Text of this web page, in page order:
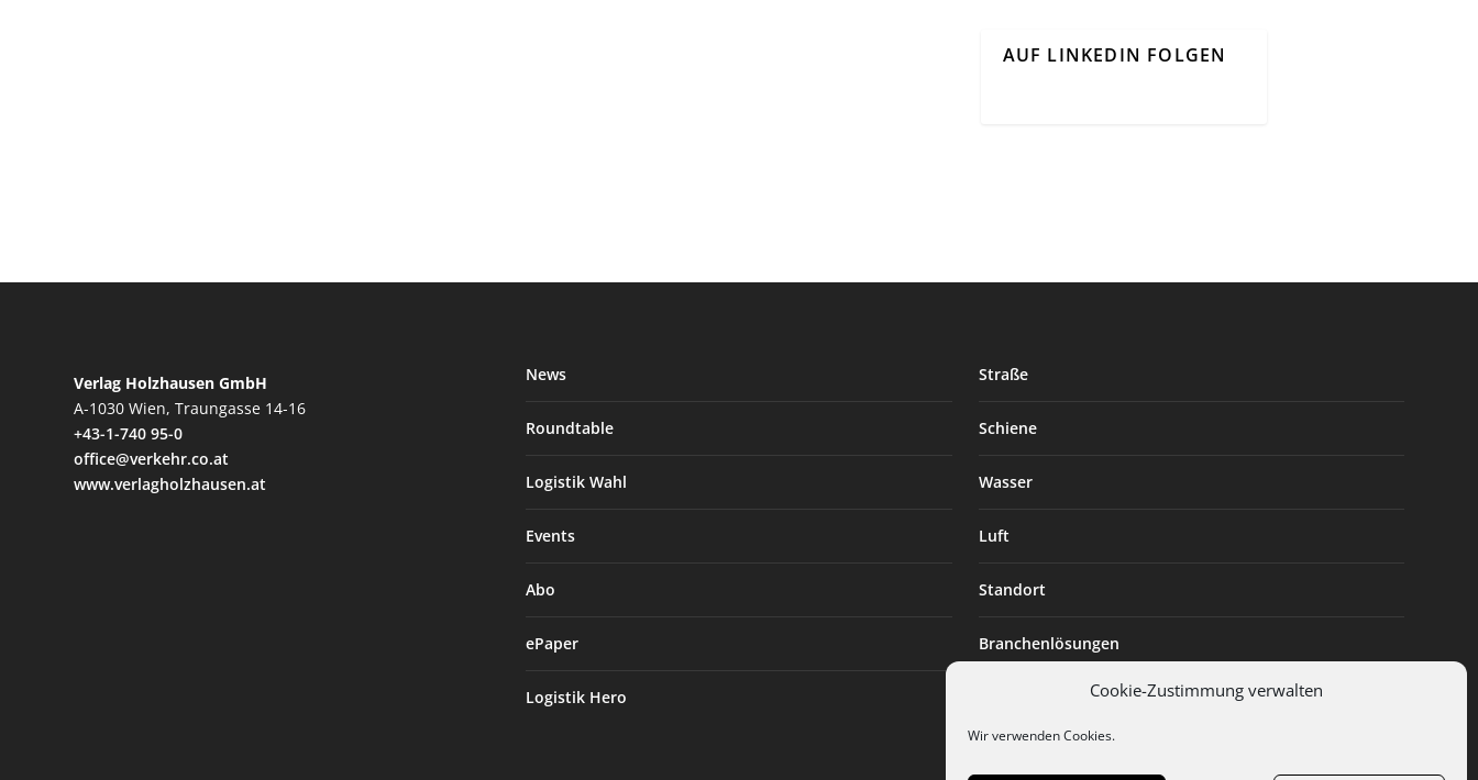
Cookie-Zustimmung verwalten
Wir verwenden Cookies.
AUF LINKEDIN FOLGEN
Verlag Holzhausen GmbH
A-1030 Wien, Traungasse 14-16
+43-1-740 95-0
office@verkehr.co.at
www.verlagholzhausen.at
News
Roundtable
Logistik Wahl
Events
Abo
ePaper
Logistik Hero
Straße
Schiene
Wasser
Luft
Standort
Branchenlösungen